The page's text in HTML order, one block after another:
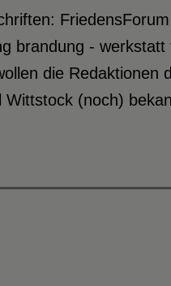
brandung -
die Redaktionen
Wittstock (noch)